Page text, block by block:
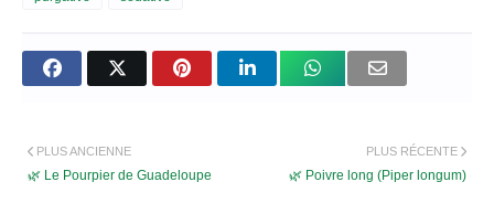
PLUS RÉCENTE
🌿 Poivre long (Piper longum)
PLUS ANCIENNE
🌿 Le Pourpier de Guadeloupe